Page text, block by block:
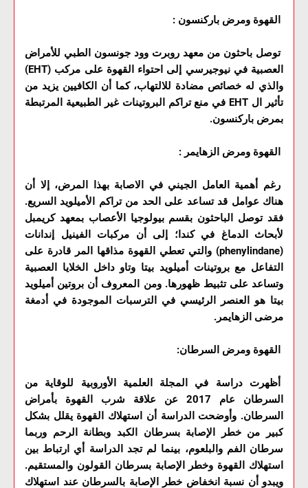
القهوة ومرض باركنسون :
توصل باحثون من معهد روبرت وود جونسون الطبي للأمراض
العصبية في نيوجيرسي إلى احتواء القهوة على مركب (EHT)
والذي له خصائص مضادة للالتهاب، كما أن الكافيين يزيد من
تأثير ال EHT في منع تراكم البروتينات غير الطبيعية المرتبطة
بمرض باركنسون.
القهوة ومرض الزهايمر :
رغم أهمية العامل الجيني في الاصابة بهذا المرض، إلا أن
هناك عوامل قد تساعد على الحد من تراكم الأميلويد السريع.
فقد توصل الباحثون بقسم بيولوجيا الأعصاب بمعهد كريمبل
لأبحاث الدماغ في كندا؛ إلى أن مركبات الفينيل إندانات
(phenylindane) والتي تعطي القهوة مذاقها المر قادرة على
التفاعل مع بروتينات أميلويد بيتا وتاو داخل الخلايا العصبية
وتساعد على تثبيط ظهورها. ومن المعروف أن بروتين أميلويد
بيتا هو العنصر الرئيسي في الترسبات الموجودة في أدمغة
مرضى الزهايمر.
القهوة ومرض السرطان:
أظهرت دراسة في المجلة العلمية الأوروبية للوقاية من
السرطان عام 2017 عن علاقة شرب القهوة بأمراض
السرطان. وأوضحت الدراسة أن استهلاك القهوة يقلل بشكل
كبير من خطر الإصابة بسرطان الكبد وبطانة الرحم وربما
سرطان الفم والبلعوم، بينما لم تجد الدراسة أي ارتباط بين
استهلاك القهوة وخطر الإصابة بسرطان القولون والمستقيم.
ويبدو أن نسبة انخفاض خطر الإصابة بالسرطان عند استهلاك